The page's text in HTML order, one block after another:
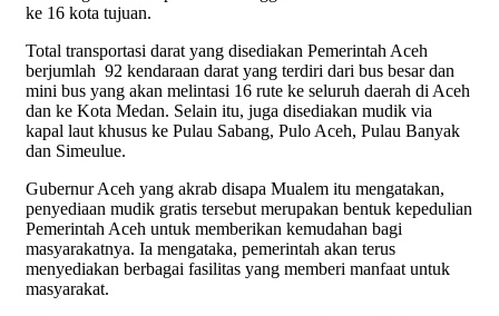
ke 16 kota tujuan.
Total transportasi darat yang disediakan Pemerintah Aceh
berjumlah 92 kendaraan darat yang terdiri dari bus besar dan
mini bus yang akan melintasi 16 rute ke seluruh daerah di Aceh
dan ke Kota Medan. Selain itu, juga disediakan mudik via
kapal laut khusus ke Pulau Sabang, Pulo Aceh, Pulau Banyak
dan Simeulue.
Gubernur Aceh yang akrab disapa Mualem itu mengatakan,
penyediaan mudik gratis tersebut merupakan bentuk kepedulian
Pemerintah Aceh untuk memberikan kemudahan bagi
masyarakatnya. Ia mengataka, pemerintah akan terus
menyediakan berbagai fasilitas yang memberi manfaat untuk
masyarakat.